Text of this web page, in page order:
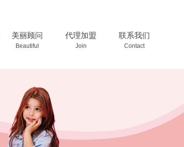
美丽顾问
Beautiful
代理加盟
Join
联系我们
Contact